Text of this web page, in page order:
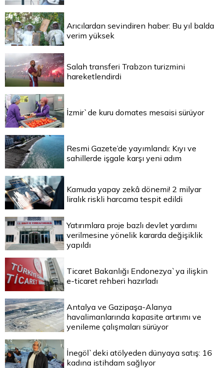
Arıcılardan sevindiren haber: Bu yıl balda
verim yüksek
Salah transferi Trabzon turizmini
hareketlendirdi
İzmir`de kuru domates mesaisi sürüyor
Resmi Gazete’de yayımlandı: Kıyı ve
sahillerde işgale karşı yeni adım
Kamuda yapay zekâ dönemi! 2 milyar
liralık riskli harcama tespit edildi
Yatırımlara proje bazlı devlet yardımı
verilmesine yönelik kararda değişiklik
yapıldı
Ticaret Bakanlığı Endonezya`ya ilişkin
e-ticaret rehberi hazırladı
Antalya ve Gazipaşa-Alanya
havalimanlarında kapasite artırımı ve
yenileme çalışmaları sürüyor
İnegöl`deki atölyeden dünyaya satış: 16
kadına istihdam sağlıyor